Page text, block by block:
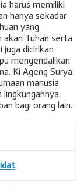
harus memiliki
hanya sekadar
yang
akan Tuhan serta
juga dicirikan
mengendalikan
Ki Ageng Surya
manusia
bagi orang lain.